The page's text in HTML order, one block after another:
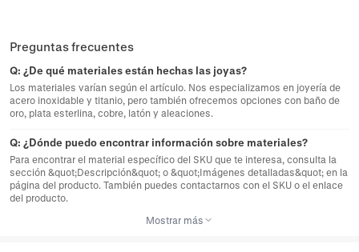
Preguntas frecuentes
Q: ¿De qué materiales están hechas las joyas?
Los materiales varían según el artículo. Nos especializamos en joyería de
acero inoxidable y titanio, pero también ofrecemos opciones con baño de
oro, plata esterlina, cobre, latón y aleaciones.
Q: ¿Dónde puedo encontrar información sobre materiales?
Para encontrar el material específico del SKU que te interesa, consulta la
sección &quot;Descripción&quot; o &quot;Imágenes detalladas&quot; en la
página del producto. También puedes contactarnos con el SKU o el enlace
del producto.
Mostrar más